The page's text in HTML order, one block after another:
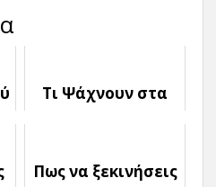
Τι Ψάχνουν στα
Πως να ξεκινήσεις